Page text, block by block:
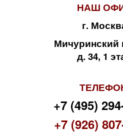
НАШ
г.
Мичуринский
д. 34, 1
+7 (495)
+7 (926)